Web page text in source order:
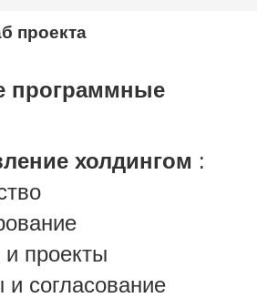
проекта
программные
холдингом :
проекты
согласование